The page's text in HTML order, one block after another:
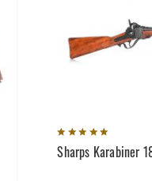
Sharps Karabiner